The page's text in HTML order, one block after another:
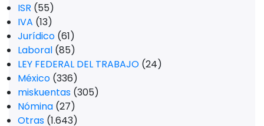
ISR (55)
IVA (13)
Jurídico (61)
Laboral (85)
LEY FEDERAL DEL TRABAJO (24)
México (336)
miskuentas (305)
Nómina (27)
Otras (1.643)